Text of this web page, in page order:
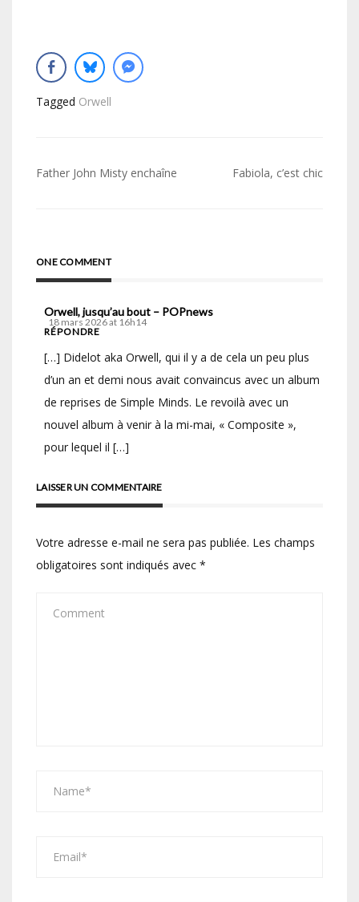
Tagged Orwell
Navigation
Father John Misty enchaîne Fabiola, c’est chic
ONE COMMENT
Orwell, jusqu’au bout – POPnews
18 mars 2026 at 16h14
RÉPONDRE
[…] Didelot aka Orwell, qui il y a de cela un peu plus
d’un an et demi nous avait convaincus avec un album
de reprises de Simple Minds. Le revoilà avec un
nouvel album à venir à la mi-mai, « Composite »,
pour lequel il […]
LAISSER UN COMMENTAIRE
Votre adresse e-mail ne sera pas publiée. Les champs
obligatoires sont indiqués avec *